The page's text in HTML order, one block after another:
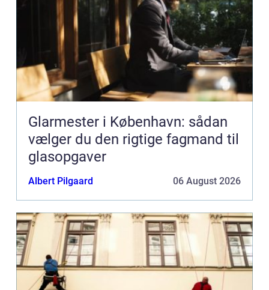
Glarmester i København: sådan
vælger du den rigtige fagmand til
glasopgaver
Albert Pilgaard 06 August 2026